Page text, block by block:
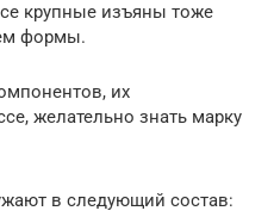
крупные изъяны тоже
формы.
их
желательно знать марку
в следующий состав: